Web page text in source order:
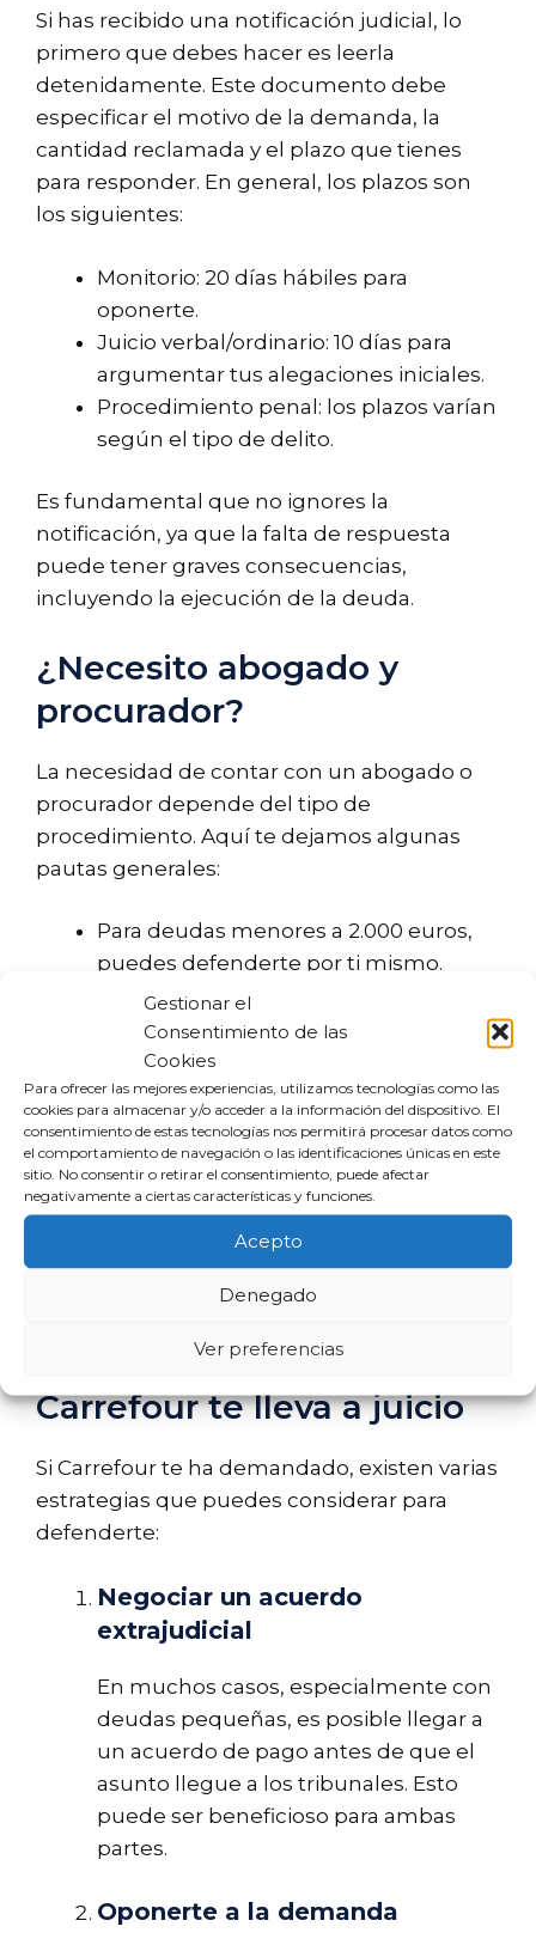
Gestionar el
Consentimiento de las
Cookies
Para ofrecer las mejores experiencias, utilizamos tecnologías como las
cookies para almacenar y/o acceder a la información del dispositivo. El
consentimiento de estas tecnologías nos permitirá procesar datos como
el comportamiento de navegación o las identificaciones únicas en este
sitio. No consentir o retirar el consentimiento, puede afectar
negativamente a ciertas características y funciones.
Acepto
Denegado
Ver preferencias
Si has recibido una notificación judicial, lo
primero que debes hacer es leerla
detenidamente. Este documento debe
especificar el motivo de la demanda, la
cantidad reclamada y el plazo que tienes
para responder. En general, los plazos son
los siguientes:
Monitorio: 20 días hábiles para
oponerte.
Juicio verbal/ordinario: 10 días para
argumentar tus alegaciones iniciales.
Procedimiento penal: los plazos varían
según el tipo de delito.
Es fundamental que no ignores la
notificación, ya que la falta de respuesta
puede tener graves consecuencias,
incluyendo la ejecución de la deuda.
¿Necesito abogado y
procurador?
La necesidad de contar con un abogado o
procurador depende del tipo de
procedimiento. Aquí te dejamos algunas
pautas generales:
Para deudas menores a 2.000 euros,
puedes defenderte por ti mismo.
Para deudas mayores o juicios
ordinarios, es recomendable contar
con abogado y procurador.
Incluso si no es obligatorio, obtener
asesoramiento legal es una opción
inteligente, ya que un abogado puede
ayudarte a identificar errores que podrían
ser fundamentales en tu defensa.
cómo responder si
Carrefour te lleva a juicio
Si Carrefour te ha demandado, existen varias
estrategias que puedes considerar para
defenderte:
Negociar un acuerdo
extrajudicial
En muchos casos, especialmente con
deudas pequeñas, es posible llegar a
un acuerdo de pago antes de que el
asunto llegue a los tribunales. Esto
puede ser beneficioso para ambas
partes.
Oponerte a la demanda